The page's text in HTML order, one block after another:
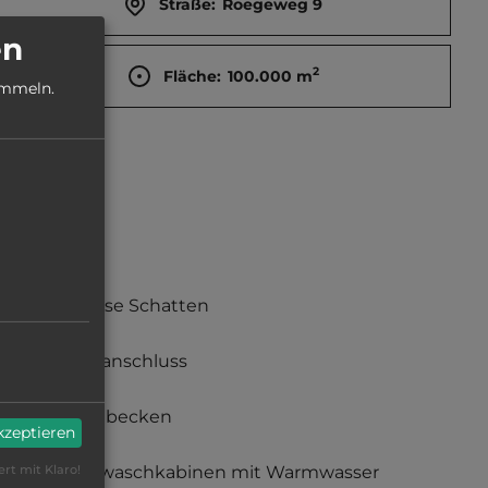
Fläche: 100.000 m2
teilweise Schatten
Stromanschluss
Waschbecken
Einzelwaschkabinen mit Warmwasser
mit Klaro!